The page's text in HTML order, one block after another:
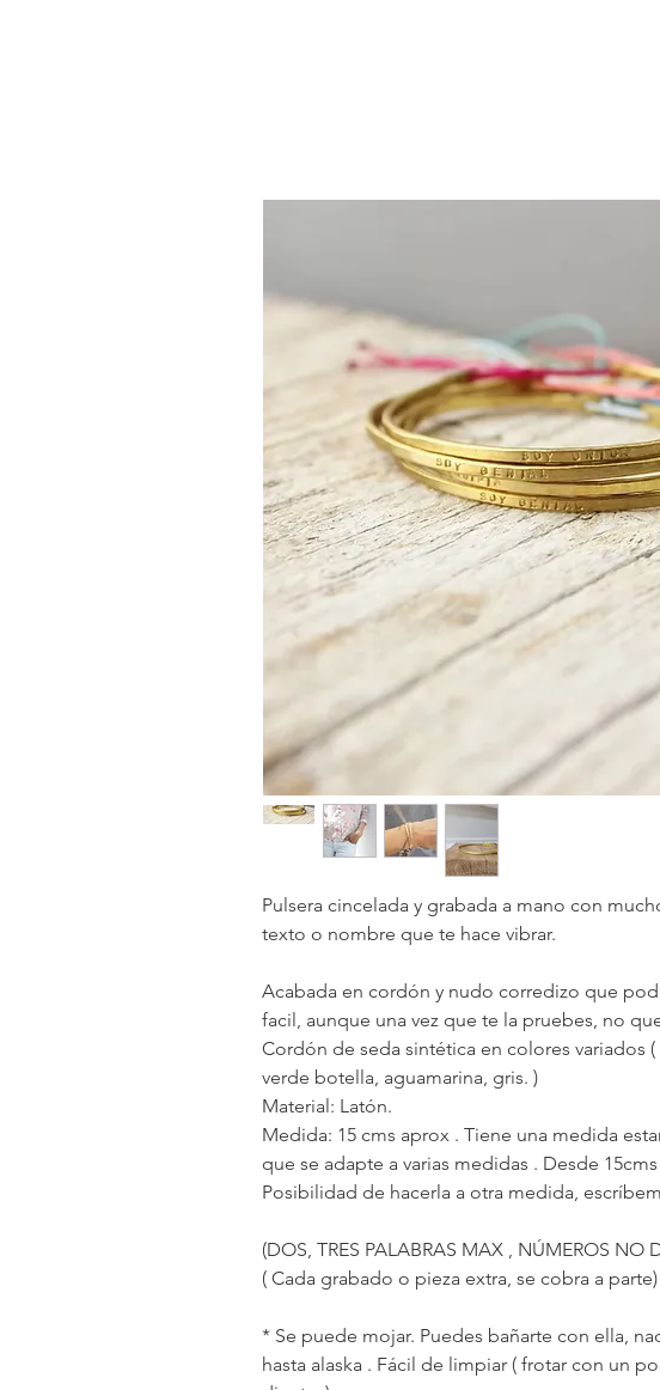
Pulsera cincelada y grabada a mano con
texto o nombre que te hace vibrar.
Acabada en cordón y nudo corredizo que
facil, aunque una vez que te la pruebes, no
Cordón de seda sintética en colores variados (
verde botella, aguamarina, gris. )
Material: Latón.
Medida: 15 cms aprox . Tiene una medida
que se adapte a varias medidas . Desde
Posibilidad de hacerla a otra medida,
(DOS, TRES PALABRAS MAX , NÚMEROS NO
( Cada grabado o pieza extra, se cobra a parte)
* Se puede mojar. Puedes bañarte con ella,
hasta alaska . Fácil de limpiar ( frotar con un